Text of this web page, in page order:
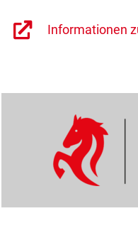
Informationen